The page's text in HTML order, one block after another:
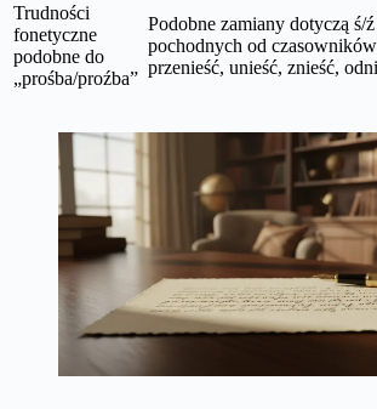
Trudności
fonetyczne
podobne do
„prośba/proźba”
Podobne zamiany dotyczą ś/
pochodnych od
przenieść, unieść, znieść,